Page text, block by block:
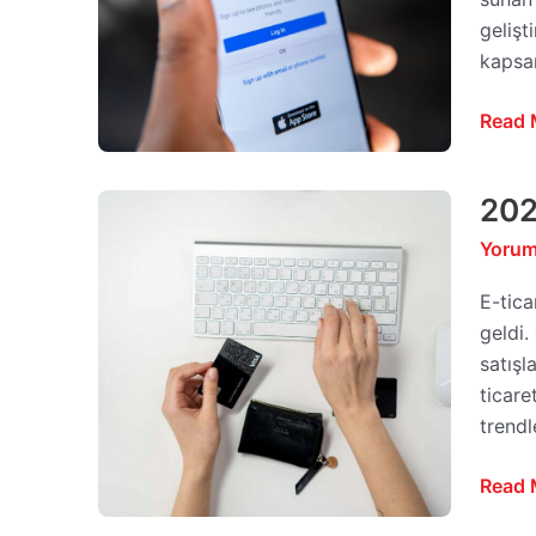
Etme
Read
E-
geldi.
2023
Dijital
Ayak
Read